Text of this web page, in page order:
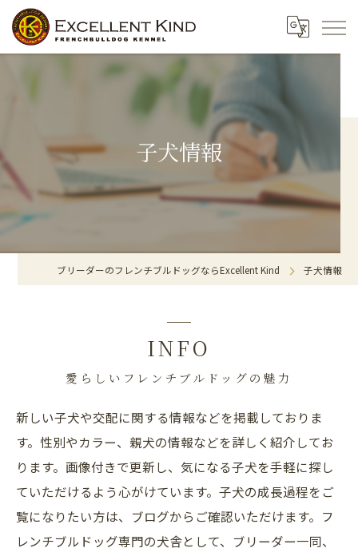
子犬情報
ブリーダーのフレンチブルドッグならExcellent Kind 子犬情報
INFO
愛らしいフレンチブルドッグの魅力
新しい子犬や交配に関する情報などを掲載しておりま
す。性別やカラー、親犬の情報などを詳しく紹介してお
ります。画像付きで更新し、気になる子犬を手軽に探し
ていただけるよう心がけています。子犬の成長過程をご
覧になりたい方は、ブログからご確認いただけます。フ
レンチブルドッグ専門の犬舎として、ブリーダー一同、